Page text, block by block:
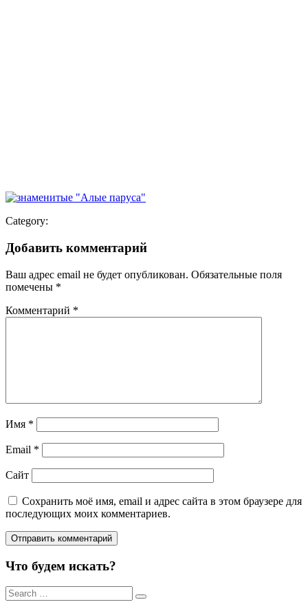
Category:
Добавить комментарий
Ваш адрес email не будет опубликован. Обязательные поля
помечены *
Комментарий *
Имя *
Email *
Сайт
Сохранить моё имя, email и адрес сайта в этом браузере для
последующих моих комментариев.
Что будем искать?
Результаты
поиска